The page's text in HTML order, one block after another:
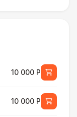
10 000 Р
10 000 Р